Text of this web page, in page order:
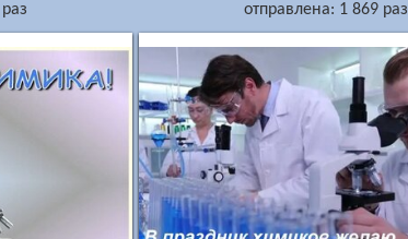
отправлена: 1 869 раз